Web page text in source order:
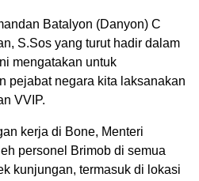
Batalyon (Danyon) C
S.Sos yang turut hadir dalam
mengatakan untuk
pejabat negara kita laksanakan
VVIP.
kerja di Bone, Menteri
personel Brimob di semua
kunjungan, termasuk di lokasi